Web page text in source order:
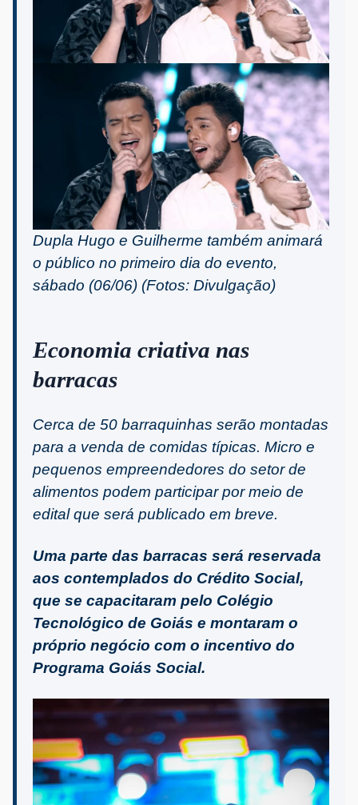
Dupla Hugo e Guilherme também animará
o público no primeiro dia do evento,
sábado (06/06) (Fotos: Divulgação)
Economia criativa nas
barracas
Cerca de 50 barraquinhas serão montadas
para a venda de comidas típicas. Micro e
pequenos empreendedores do setor de
alimentos podem participar por meio de
edital que será publicado em breve.
Uma parte das barracas será reservada
aos contemplados do Crédito Social,
que se capacitaram pelo Colégio
Tecnológico de Goiás e montaram o
próprio negócio com o incentivo do
Programa Goiás Social.